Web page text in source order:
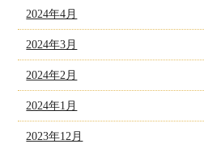
2024年4月
2024年3月
2024年2月
2024年1月
2023年12月